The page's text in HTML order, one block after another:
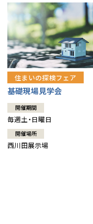
住まいの探検フェア
基礎現場見学会
開催期間
毎週土・日曜日
開催場所
西川田展示場